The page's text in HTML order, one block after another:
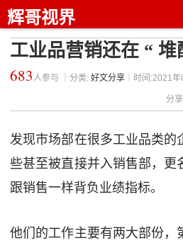
辉哥视界
工业品营销还在 “ 堆
683 人参与 ｜分类:好文分享 ｜时间:2021
分享
发现市场部在很多工业品类的
些甚至被直接并入销售部，更
跟销售一样背负业绩指标。
他们的工作主要有两大部份，